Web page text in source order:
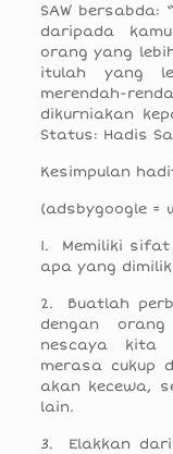
SAW
daripada
orang yang
itulah yang
merendah-
dikurniakan
Status: Hadis
Kesimpulan
(adsbygoogle =
1. Memiliki
apa yang
2. Buatlah
dengan
nescaya kita
merasa cukup
akan kecewa,
lain.
3. Elakkan